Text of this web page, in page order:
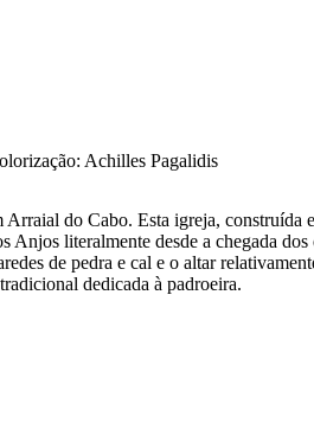
Achilles Pagalidis
do Cabo. Esta igreja,
literalmente desde a chegada
de pedra e cal e o altar
dedicada à padroeira.